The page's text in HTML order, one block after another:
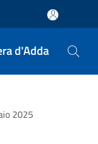
d'Adda
2025